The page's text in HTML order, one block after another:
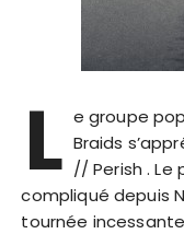
L e groupe
Braids
// Perish . Le
compliqué depuis
tournée